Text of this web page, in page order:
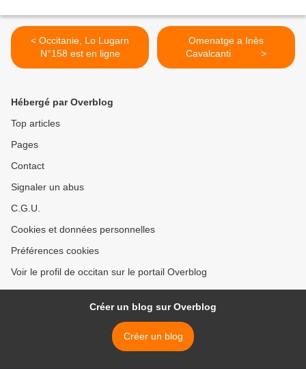
< Occitanie, Lo Lugarn
N°158 est en ligne
Omenatge a Inès
Cavalcanti >
Hébergé par Overblog
Top articles
Pages
Contact
Signaler un abus
C.G.U.
Cookies et données personnelles
Préférences cookies
Voir le profil de occitan sur le portail Overblog
Créer un blog sur Overblog
Créer un blog